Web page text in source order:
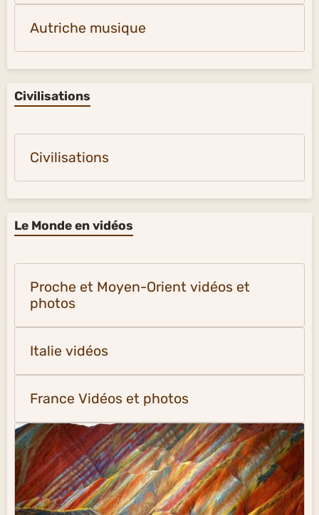
Autriche musique
Civilisations
Civilisations
Le Monde en vidéos
Proche et Moyen-Orient vidéos et
photos
Italie vidéos
France Vidéos et photos